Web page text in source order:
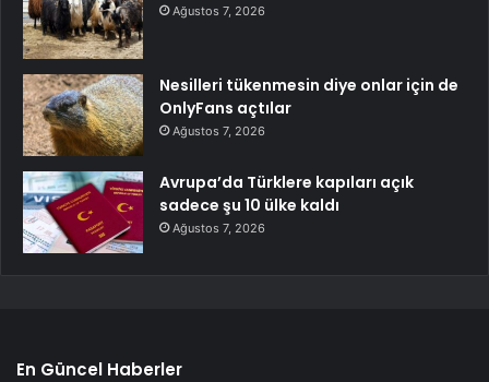
Ağustos 7, 2026
Nesilleri tükenmesin diye onlar için de
OnlyFans açtılar
Ağustos 7, 2026
Avrupa’da Türklere kapıları açık
sadece şu 10 ülke kaldı
Ağustos 7, 2026
En Güncel Haberler